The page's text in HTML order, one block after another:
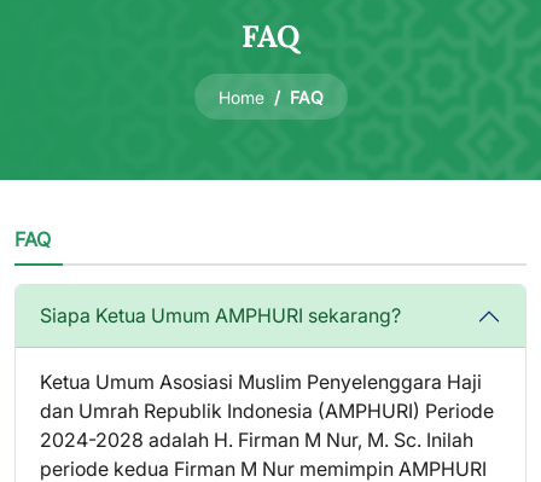
FAQ
Home FAQ
FAQ
Siapa Ketua Umum AMPHURI sekarang?
Ketua Umum Asosiasi Muslim Penyelenggara Haji
dan Umrah Republik Indonesia (AMPHURI) Periode
2024-2028 adalah H. Firman M Nur, M. Sc. Inilah
periode kedua Firman M Nur memimpin AMPHURI